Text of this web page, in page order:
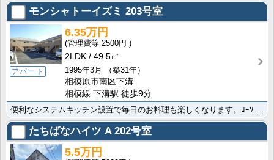
モンシャトーイズミ 203号室
アパート
6.35万円
2500円
2LDK
49.5㎡
1995年3月
（築31年）
相模原市南区下溝
相模線 下溝駅 徒歩9分
たちばなハイツ A 202号室
5.5万円